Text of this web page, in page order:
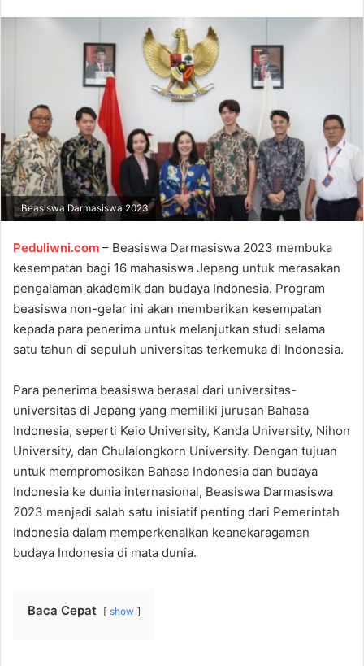
a
l
Beasiswa Darmasiswa 2023
Peduliwni.com – Beasiswa Darmasiswa 2023 membuka
kesempatan bagi 16 mahasiswa Jepang untuk merasakan
pengalaman akademik dan budaya Indonesia. Program
beasiswa non-gelar ini akan memberikan kesempatan
kepada para penerima untuk melanjutkan studi selama
satu tahun di sepuluh universitas terkemuka di Indonesia.
Para penerima beasiswa berasal dari universitas-
universitas di Jepang yang memiliki jurusan Bahasa
Indonesia, seperti Keio University, Kanda University, Nihon
University, dan Chulalongkorn University. Dengan tujuan
untuk mempromosikan Bahasa Indonesia dan budaya
Indonesia ke dunia internasional, Beasiswa Darmasiswa
2023 menjadi salah satu inisiatif penting dari Pemerintah
Indonesia dalam memperkenalkan keanekaragaman
budaya Indonesia di mata dunia.
Baca Cepat show